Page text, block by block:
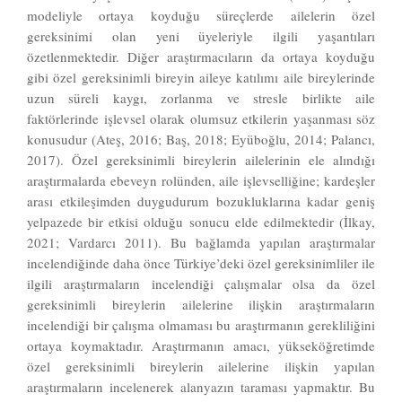
modeliyle ortaya koyduğu süreçlerde ailelerin özel
gereksinimi olan yeni üyeleriyle ilgili yaşantıları
özetlenmektedir. Diğer araştırmacıların da ortaya koyduğu
gibi özel gereksinimli bireyin aileye katılımı aile bireylerinde
uzun süreli kaygı, zorlanma ve stresle birlikte aile
faktörlerinde işlevsel olarak olumsuz etkilerin yaşanması söz
konusudur (Ateş, 2016; Baş, 2018; Eyüboğlu, 2014; Palancı,
2017). Özel gereksinimli bireylerin ailelerinin ele alındığı
araştırmalarda ebeveyn rolünden, aile işlevselliğine; kardeşler
arası etkileşimden duygudurum bozukluklarına kadar geniş
yelpazede bir etkisi olduğu sonucu elde edilmektedir (İlkay,
2021; Vardarcı 2011). Bu bağlamda yapılan araştırmalar
incelendiğinde daha önce Türkiye’deki özel gereksinimliler ile
ilgili araştırmaların incelendiği çalışmalar olsa da özel
gereksinimli bireylerin ailelerine ilişkin araştırmaların
incelendiği bir çalışma olmaması bu araştırmanın gerekliliğini
ortaya koymaktadır. Araştırmanın amacı, yükseköğretimde
özel gereksinimli bireylerin ailelerine ilişkin yapılan
araştırmaların incelenerek alanyazın taraması yapmaktır. Bu